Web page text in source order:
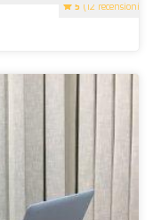
5 (12 recensioni)